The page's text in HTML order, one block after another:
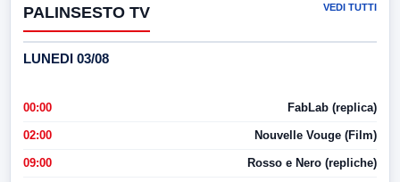
PALINSESTO TV VEDI TUTTI
LUNEDI 03/08
00:00 FabLab (replica)
02:00 Nouvelle Vouge (Film)
09:00 Rosso e Nero (repliche)